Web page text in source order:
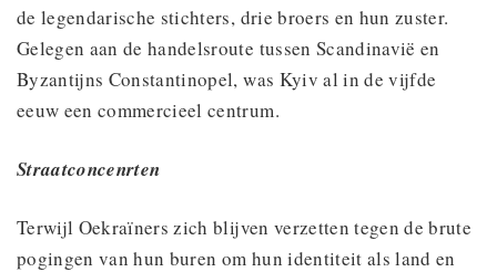
de legendarische stichters, drie broers en hun zuster.
Gelegen aan de handelsroute tussen Scandinavië en
Byzantijns Constantinopel, was Kyiv al in de vijfde
eeuw een commercieel centrum.
Straatconcenrten
Terwijl Oekraïners zich blijven verzetten tegen de brute
pogingen van hun buren om hun identiteit als land en